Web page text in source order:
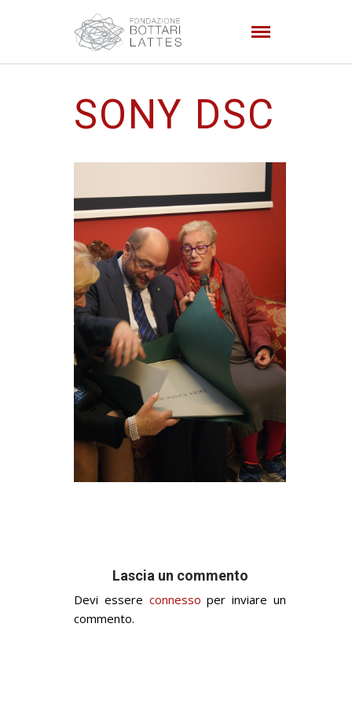
SONY DSC
Lascia un commento
Devi essere connesso per inviare un
commento.